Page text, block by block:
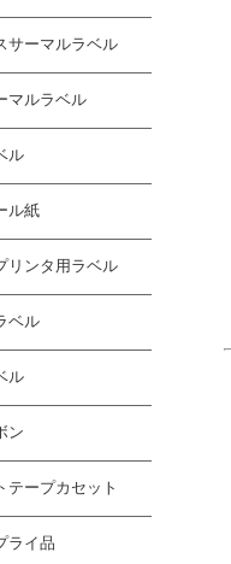
サーマルラベル
マルラベル
ル
ル紙
リンタ用ラベル
ベル
ル
ン
テープカセット
ライ品